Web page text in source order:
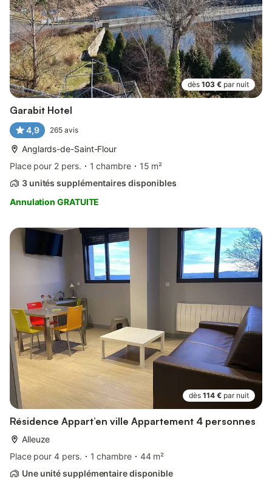
dès 103 € par nuit
Garabit Hotel
4,9 265 avis
Anglards-de-Saint-Flour
Place pour 2 pers.
1 chambre
15 m²
3 unités supplémentaires disponibles
Annulation GRATUITE
dès 114 € par nuit
Résidence Appart’en ville Appartement 4 personnes
Alleuze
Place pour 4 pers.
1 chambre
44 m²
Une unité supplémentaire disponible